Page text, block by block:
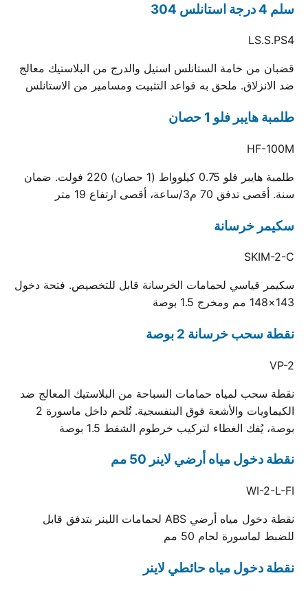
سلم 4 درجة استانلس 304
LS.S.PS4
قضبان من خامة الستانلس استيل والدرج من البلاستيك معالج
ضد الانزلاق. ملحق به قواعد التثبيت ومسامير من الاستانلس
طلمبة هايبر فلو 1 حصان
HF-100M
طلمبة هايبر فلو 0.75 كيلوواط (1 حصان) 220 فولت. ضمان
سنة. أقصى تدفق 70 م3/ساعة، أقصى ارتفاع 19 متر
سكيمر خرسانة
SKIM-2-C
سكيمر قياسي لحمامات الخرسانة قابل للتخصيص. فتحة دخول
143×148 مم ومخرج 1.5 بوصة
نقطة سحب خرسانة 2 بوصة
VP-2
نقطة سحب لمياه حمامات السباحة من البلاستيك المعالج ضد
الكيماويات والأشعة فوق البنفسجية. تُلحم داخل ماسورة 2
بوصة، يُفك الغطاء لتركيب خرطوم الشفط 1.5 بوصة
نقطة دخول مياه أرضي لاينر 50 مم
WI-2-L-FI
نقطة دخول مياه أرضي ABS لحمامات اللينر بتدفق قابل
للضبط لماسورة لحام 50 مم
نقطة دخول مياه حائطي لاينر